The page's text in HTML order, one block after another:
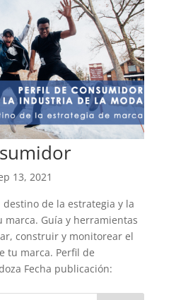
13, 2021
de la estrategia y la
Guía y herramientas
construir y monitorear el
tu marca. Perfil de
Fecha publicación: